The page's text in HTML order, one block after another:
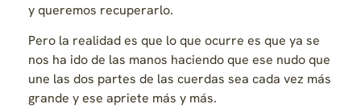
y queremos recuperarlo.
Pero la realidad es que lo que ocurre es que ya se
nos ha ido de las manos haciendo que ese nudo que
une las dos partes de las cuerdas sea cada vez más
grande y ese apriete más y más.